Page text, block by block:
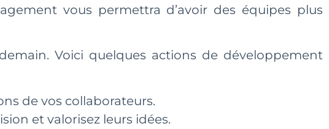
vous permettra d’avoir des équipes plus
Voici quelques actions de développement
de vos collaborateurs.
et valorisez leurs idées.